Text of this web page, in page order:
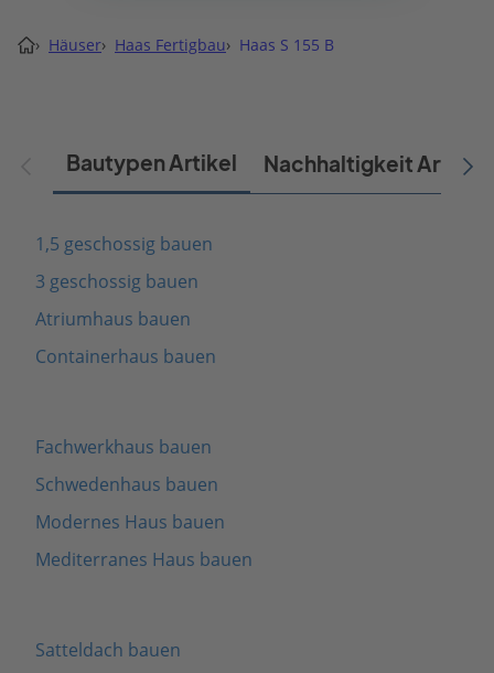
› Häuser› Haas Fertigbau› Haas S 155 B
Bautypen Artikel Nachhaltigkeit Artikel
1,5 geschossig bauen
3 geschossig bauen
Atriumhaus bauen
Containerhaus bauen
Fachwerkhaus bauen
Schwedenhaus bauen
Modernes Haus bauen
Mediterranes Haus bauen
Satteldach bauen